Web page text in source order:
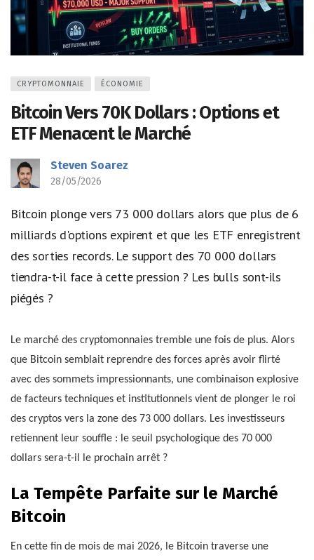
CRYPTOMONNAIE ÉCONOMIE
Bitcoin Vers 70K Dollars : Options et
ETF Menacent le Marché
Steven Soarez
28/05/2026
Bitcoin plonge vers 73 000 dollars alors que plus de 6
milliards d'options expirent et que les ETF enregistrent
des sorties records. Le support des 70 000 dollars
tiendra-t-il face à cette pression ? Les bulls sont-ils
piégés ?
Le marché des cryptomonnaies tremble une fois de plus. Alors
que Bitcoin semblait reprendre des forces après avoir flirté
avec des sommets impressionnants, une combinaison explosive
de facteurs techniques et institutionnels vient de plonger le roi
des cryptos vers la zone des 73 000 dollars. Les investisseurs
retiennent leur souffle : le seuil psychologique des 70 000
dollars sera-t-il le prochain arrêt ?
La Tempête Parfaite sur le Marché
Bitcoin
En cette fin de mois de mai 2026, le Bitcoin traverse une